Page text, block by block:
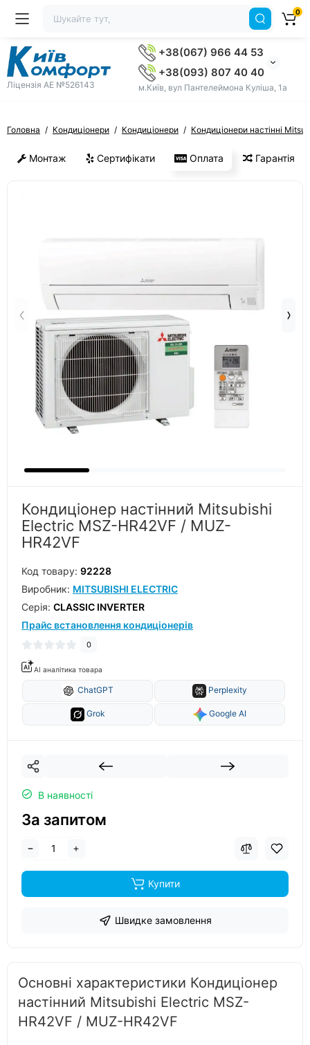
Ліцензія AE №526143
+38(067) 966 44 53
+38(093) 807 40 40
м.Київ, вул Пантелеймона Куліша, 1а
0
Головна Кондиціонери Кондиціонери Кондиціонери настінні
Монтаж Сертифікати Оплата Гарантія
Кондиціонер настінний Mitsubishi
Electric MSZ-HR42VF / MUZ-
HR42VF
Код товару: 92228
Виробник: MITSUBISHI ELECTRIC
Серiя: CLASSIC INVERTER
Прайс встановлення кондиціонерів
0
AI аналітика товара
ChatGPT Perplexity
Grok Google AI
В наявності
За запитом
Купити
Швидке замовлення
Основні характеристики Кондиціонер
настінний Mitsubishi Electric MSZ-
HR42VF / MUZ-HR42VF